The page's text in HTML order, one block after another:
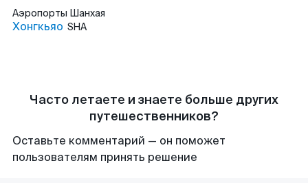
Аэропорты Шанхая
Хонгкьяо SHA
Часто летаете и знаете больше других
путешественников?
Оставьте комментарий — он поможет
пользователям принять решение